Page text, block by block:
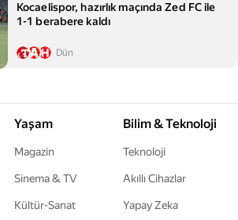
Kocaelispor, hazırlık maçında Zed FC ile
1-1 berabere kaldı
Dün
Yaşam
Magazin
Sinema & TV
Kültür-Sanat
Bilim & Teknoloji
Teknoloji
Akıllı Cihazlar
Yapay Zeka